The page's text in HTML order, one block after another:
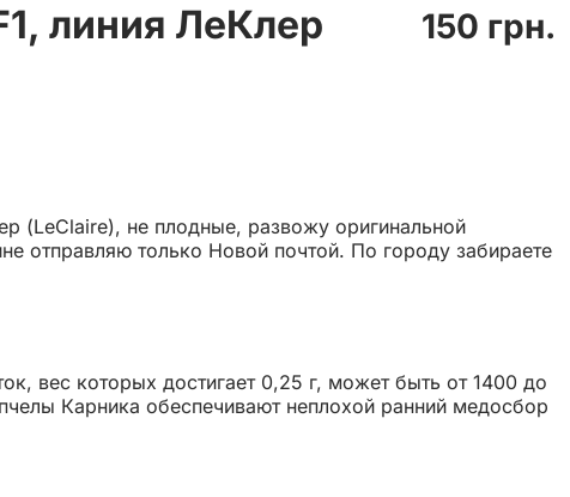
линия ЛеКлер
150 грн.
(LeClaire), не плодные, развожу оригинальной
отправляю только Новой почтой. По городу забираете
вес которых достигает 0,25 г, может быть от 1400 до
Карника обеспечивают неплохой ранний медосбор